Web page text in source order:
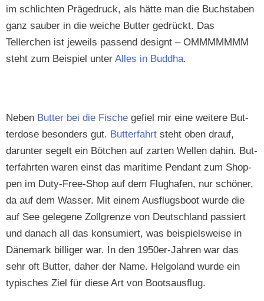
im schlicht­en Präge­druck, als hätte man die Buch­staben
ganz sauber in die weiche But­ter gedrückt. Das
Tellerchen ist jew­eils passend designt – OMMMMMMM
ste­ht zum Beispiel unter Alles in Bud­dha.
Neben But­ter bei die Fis­che gefiel mir eine weit­ere But­
ter­dose beson­ders gut. But­ter­fahrt ste­ht oben drauf,
darunter segelt ein Bötchen auf zarten Wellen dahin. But­
ter­fahrten waren einst das mar­itime Pen­dant zum Shop­
pen im Duty-Free-Shop auf dem Flughafen, nur schön­er,
da auf dem Wass­er. Mit einem Aus­flugs­boot wurde die
auf See gele­gene Zoll­gren­ze von Deutsch­land passiert
und danach all das kon­sum­iert, was beispiel­sweise in
Däne­mark bil­liger war. In den 1950er-Jahren war das
sehr oft But­ter, daher der Name. Hel­goland wurde ein
typ­is­ches Ziel für diese Art von Bootsausflug.